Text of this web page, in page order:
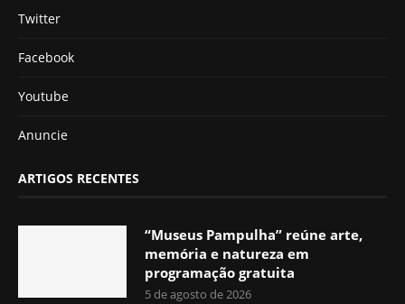
Twitter
Facebook
Youtube
Anuncie
ARTIGOS RECENTES
“Museus Pampulha” reúne arte,
memória e natureza em
programação gratuita
5 de agosto de 2026